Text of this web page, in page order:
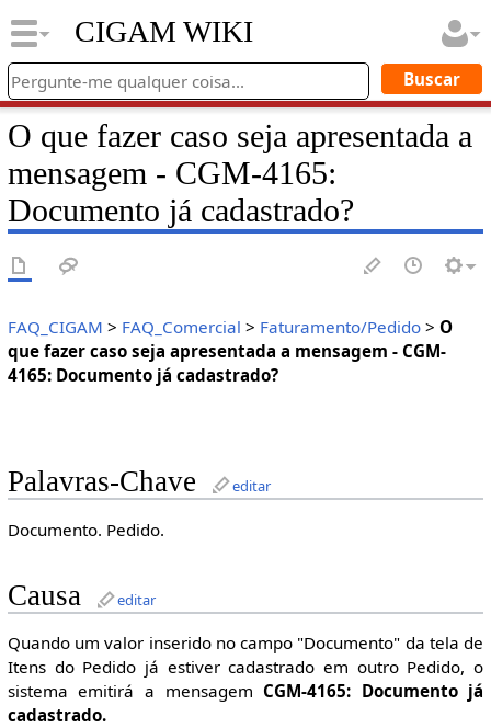
CIGAM WIKI
O que fazer caso seja apresentada a
mensagem - CGM-4165:
Documento já cadastrado?
FAQ_CIGAM > FAQ_Comercial > Faturamento/Pedido> O
que fazer caso seja apresentada a mensagem - CGM-
4165: Documento já cadastrado?
Palavras-Chave editar
Documento. Pedido.
Causa editar
Quando um valor inserido no campo "Documento" da tela de
Itens do Pedido já estiver cadastrado em outro Pedido, o
sistema emitirá a mensagem CGM-4165: Documento já
cadastrado.